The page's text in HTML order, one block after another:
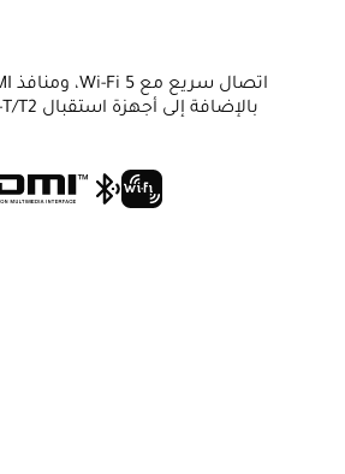
بالإضافة إلى أجهزة استقبال DVB-T/T2 وDVB-S/S2 المدمجة لتجربة تلفزيونية متكاملة.